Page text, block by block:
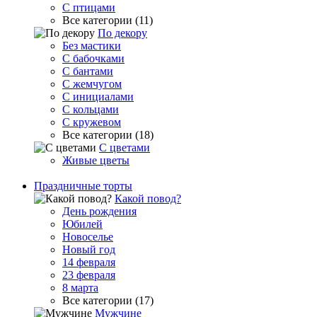
С птицами
Все категории (11)
По декору
Без мастики
С бабочками
С бантами
С жемчугом
С инициалами
С кольцами
С кружевом
Все категории (18)
С цветами
Живые цветы
Праздничные торты
Какой повод?
День рождения
Юбилей
Новоселье
Новый год
14 февраля
23 февраля
8 марта
Все категории (17)
Мужчине